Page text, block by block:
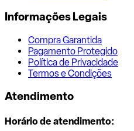
Informações Legais
Compra Garantida
Pagamento Protegido
Política de Privacidade
Termos e Condições
Atendimento
Horário de atendimento: